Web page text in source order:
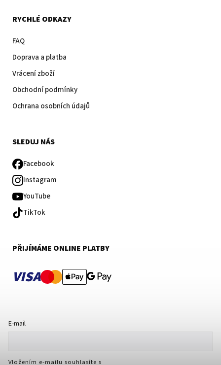
RYCHLÉ ODKAZY
FAQ
Doprava a platba
Vrácení zboží
Obchodní podmínky
Ochrana osobních údajů
SLEDUJ NÁS
Facebook
Instagram
YouTube
TikTok
PŘIJÍMÁME ONLINE PLATBY
VISA
E-mail
Vložením e-mailu souhlasíte s